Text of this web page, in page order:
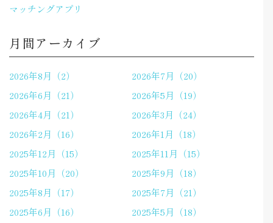
マッチングアプリ
月間アーカイブ
2026年8月（2）
2026年7月（20）
2026年6月（21）
2026年5月（19）
2026年4月（21）
2026年3月（24）
2026年2月（16）
2026年1月（18）
2025年12月（15）
2025年11月（15）
2025年10月（20）
2025年9月（18）
2025年8月（17）
2025年7月（21）
2025年6月（16）
2025年5月（18）